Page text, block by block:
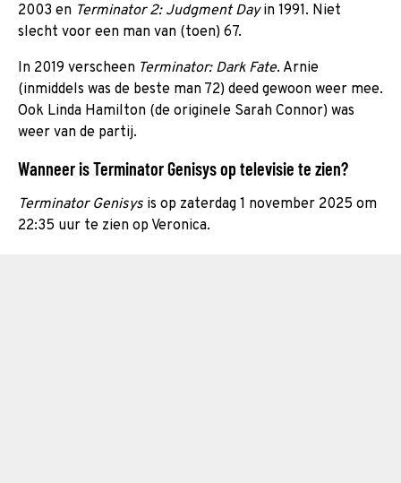
2003 en Terminator 2: Judgment Dayin 1991. Niet
slecht voor een man van (toen) 67.
In 2019 verscheen Terminator: Dark Fate. Arnie
(inmiddels was de beste man 72) deed gewoon weer mee.
Ook Linda Hamilton (de originele Sarah Connor) was
weer van de partij.
Wanneer is Terminator Genisys op televisie te zien?
Terminator Genisys is op zaterdag 1 november 2025 om
22:35 uur te zien op Veronica.